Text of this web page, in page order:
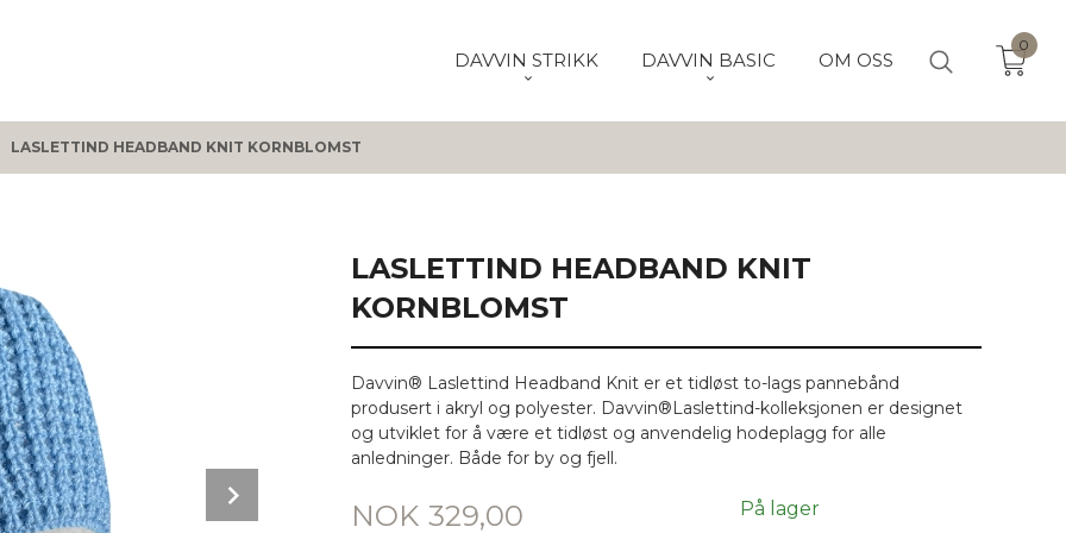
DAVVIN STRIKK DAVVIN BASIC OM OSS
0
LASLETTIND HEADBAND KNIT KORNBLOMST
LASLETTIND HEADBAND KNIT
KORNBLOMST
Davvin® Laslettind Headband Knit er et tidløst to-lags pannebånd
produsert i akryl og polyester. Davvin®Laslettind-kolleksjonen er designet
og utviklet for å være et tidløst og anvendelig hodeplagg for alle
anledninger. Både for by og fjell.
Pris
NOK 329,00 På lager